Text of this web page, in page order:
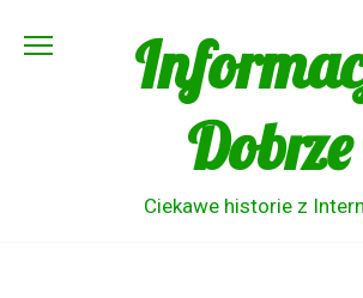
Dobrze
Ciekawe historie z